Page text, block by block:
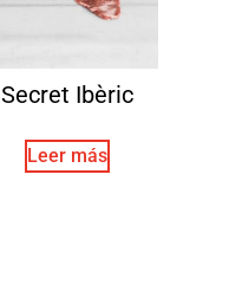
Secret Ibèric
Leer más